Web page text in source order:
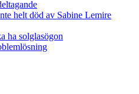
helt död av Sabine Lemire
ha solglasögon